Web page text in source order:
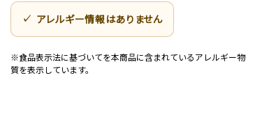
アレルギー情報はありません
※食品表示法に基づいてを本商品に含まれているアレルギー物
質を表示しています。